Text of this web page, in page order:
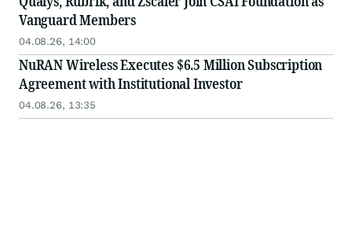
Vanguard Members
04.08.26, 14:00
NuRAN Wireless Executes $6.5 Million Subscription
Agreement with Institutional Investor
04.08.26, 13:35